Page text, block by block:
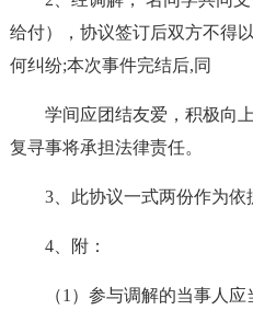
给付），协议签订后双方不得
何纠纷;本次事件完结后,同
学间应团结友爱，积极向
复寻事将承担法律责任。
3、此协议一式两份作为依
4、附：
（1）参与调解的当事人